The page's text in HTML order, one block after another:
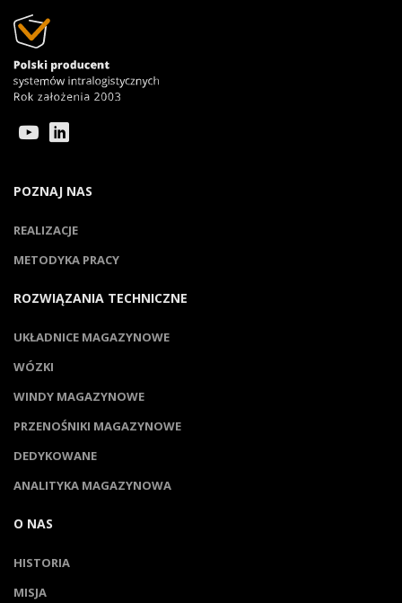
POZNAJ NAS
REALIZACJE
METODYKA PRACY
ROZWIĄZANIA TECHNICZNE
UKŁADNICE MAGAZYNOWE
WÓZKI
WINDY MAGAZYNOWE
PRZENOŚNIKI MAGAZYNOWE
DEDYKOWANE
ANALITYKA MAGAZYNOWA
O NAS
HISTORIA
MISJA